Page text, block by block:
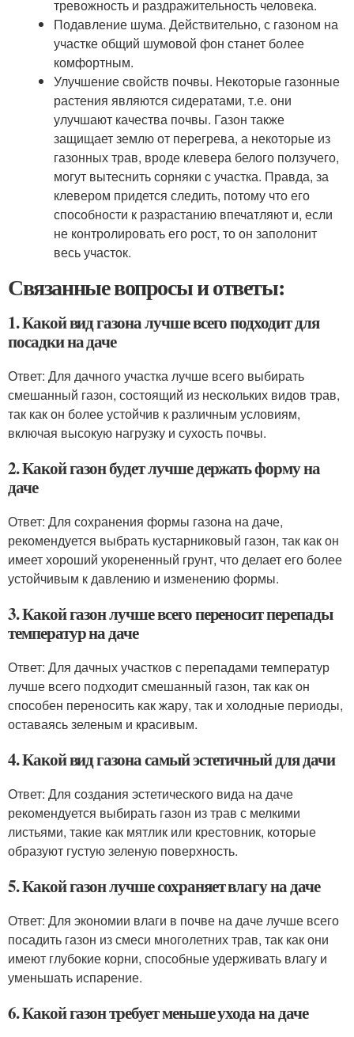
тревожность и раздражительность человека.
Подавление шума. Действительно, с газоном на
участке общий шумовой фон станет более
комфортным.
Улучшение свойств почвы. Некоторые газонные
растения являются сидератами, т.е. они
улучшают качества почвы. Газон также
защищает землю от перегрева, а некоторые из
газонных трав, вроде клевера белого ползучего,
могут вытеснить сорняки с участка. Правда, за
клевером придется следить, потому что его
способности к разрастанию впечатляют и, если
не контролировать его рост, то он заполонит
весь участок.
Связанные вопросы и ответы:
1. Какой вид газона лучше всего подходит для
посадки на даче
Ответ: Для дачного участка лучше всего выбирать
смешанный газон, состоящий из нескольких видов трав,
так как он более устойчив к различным условиям,
включая высокую нагрузку и сухость почвы.
2. Какой газон будет лучше держать форму на
даче
Ответ: Для сохранения формы газона на даче,
рекомендуется выбрать кустарниковый газон, так как он
имеет хороший укорененный грунт, что делает его более
устойчивым к давлению и изменению формы.
3. Какой газон лучше всего переносит перепады
температур на даче
Ответ: Для дачных участков с перепадами температур
лучше всего подходит смешанный газон, так как он
способен переносить как жару, так и холодные периоды,
оставаясь зеленым и красивым.
4. Какой вид газона самый эстетичный для дачи
Ответ: Для создания эстетического вида на даче
рекомендуется выбирать газон из трав с мелкими
листьями, такие как мятлик или крестовник, которые
образуют густую зеленую поверхность.
5. Какой газон лучше сохраняет влагу на даче
Ответ: Для экономии влаги в почве на даче лучше всего
посадить газон из смеси многолетних трав, так как они
имеют глубокие корни, способные удерживать влагу и
уменьшать испарение.
6. Какой газон требует меньше ухода на даче